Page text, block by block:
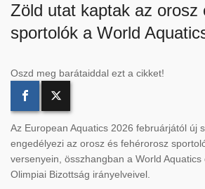
Zöld utat kaptak az orosz
sportolók a World
Oszd meg barátaiddal ezt a cikket!
Az European Aquatics 2026 februárjától új
engedélyezi az orosz és fehérorosz
versenyein, összhangban a World
Olimpiai Bizottság irányelveivel.